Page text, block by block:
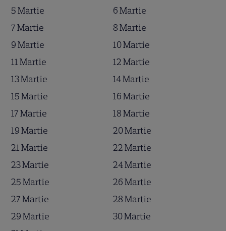
5 Martie
6 Martie
7 Martie
8 Martie
9 Martie
10 Martie
11 Martie
12 Martie
13 Martie
14 Martie
15 Martie
16 Martie
17 Martie
18 Martie
19 Martie
20 Martie
21 Martie
22 Martie
23 Martie
24 Martie
25 Martie
26 Martie
27 Martie
28 Martie
29 Martie
30 Martie